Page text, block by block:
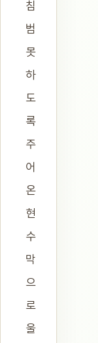
침
범
못
하
도
록
주
어
온
현
수
막
으
로
울